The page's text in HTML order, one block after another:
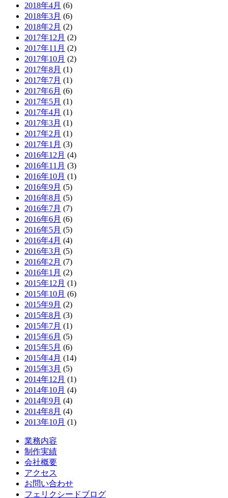
2018年4月 (6)
2018年3月 (6)
2018年2月 (2)
2017年12月 (2)
2017年11月 (2)
2017年10月 (2)
2017年8月 (1)
2017年7月 (1)
2017年6月 (6)
2017年5月 (1)
2017年4月 (1)
2017年3月 (1)
2017年2月 (1)
2017年1月 (3)
2016年12月 (4)
2016年11月 (3)
2016年10月 (1)
2016年9月 (5)
2016年8月 (5)
2016年7月 (7)
2016年6月 (6)
2016年5月 (5)
2016年4月 (4)
2016年3月 (5)
2016年2月 (7)
2016年1月 (2)
2015年12月 (1)
2015年10月 (6)
2015年9月 (2)
2015年8月 (3)
2015年7月 (1)
2015年6月 (5)
2015年5月 (6)
2015年4月 (14)
2015年3月 (5)
2014年12月 (1)
2014年10月 (4)
2014年9月 (4)
2014年8月 (4)
2013年10月 (1)
業務内容
制作実績
会社概要
アクセス
お問い合わせ
フェリクシードブログ